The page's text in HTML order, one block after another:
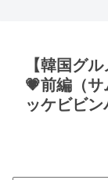
【韓国グ
💗前編（
ッケビビン